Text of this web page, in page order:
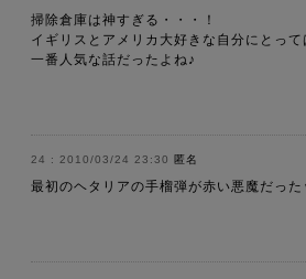
掃除倉庫は神すぎる・・・！
イギリスとアメリカ大好きな自分にとって
一番人気な話だったよね♪
2010/03/24 23:30 匿名
最初のヘタリアの手榴弾が赤い悪魔だった